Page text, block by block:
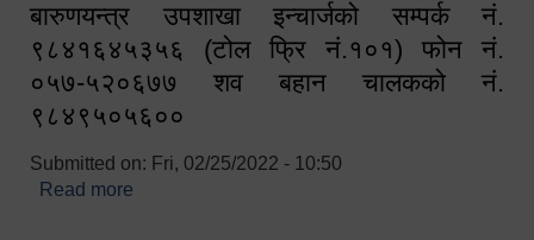
बारुणयन्त्र उपशाखा इन्चार्जको सम्पर्क नं.
९८४१६४५३५६ (टोल फ्रि नं.१०१) फोन नं.
०५७-५२०६७७ शव बहान चालकको नं.
९८४९५०५६००
Submitted on: Fri, 02/25/2022 - 10:50
Read more